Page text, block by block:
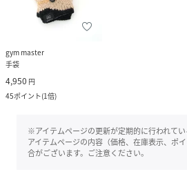
gym master
手袋
4,950 円
45ポイント(1倍)
※アイテムページの更新が定期的に行われて
アイテムページの内容（価格、在庫表示、ポ
合がございます。ご注意ください。